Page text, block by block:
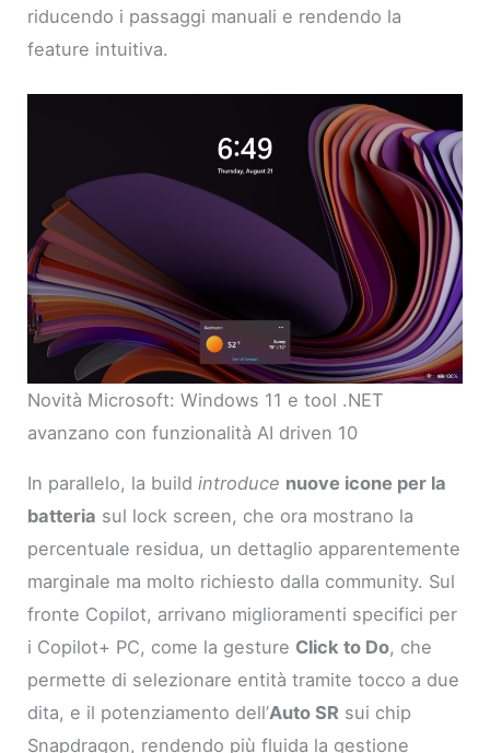
riducendo i passaggi manuali e rendendo la
feature intuitiva.
Novità Microsoft: Windows 11 e tool .NET
avanzano con funzionalità AI driven 10
In parallelo, la buildintroduce nuove icone per la
batteria sul lock screen, che ora mostrano la
percentuale residua, un dettaglio apparentemente
marginale ma molto richiesto dalla community. Sul
fronte Copilot, arrivano miglioramenti specifici per
i Copilot+ PC, come la gesture Click to Do, che
permette di selezionare entità tramite tocco a due
dita, e il potenziamento dell’Auto SR sui chip
Snapdragon, rendendo più fluida la gestione